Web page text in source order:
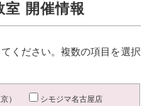
室 開催情報
ください。複数の項目を選択
）
シモジマ名古屋店